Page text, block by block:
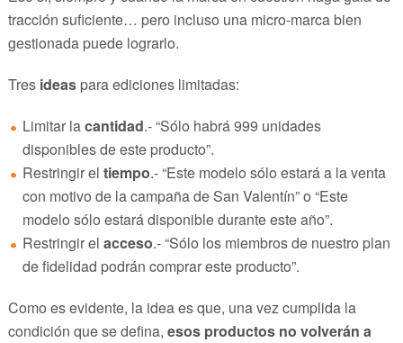
tracción suficiente… pero incluso una micro-marca bien
gestionada puede lograrlo.
Tres ideas para ediciones limitadas:
Limitar lacantidad.- “Sólo habrá 999 unidades
disponibles de este producto”.
Restringir el tiempo.- “Este modelo sólo estará a la venta
con motivo de la campaña de San Valentín” o “Este
modelo sólo estará disponible durante este año”.
Restringir el acceso.- “Sólo los miembros de nuestro plan
de fidelidad podrán comprar este producto”.
Como es evidente, la idea es que, una vez cumplida la
condición que se defina, esos productos no volverán a